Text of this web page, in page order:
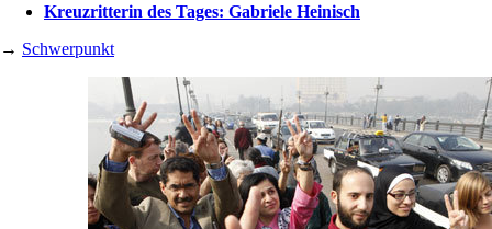
Kreuzritterin des Tages: Gabriele Heinisch
→ Schwerpunkt